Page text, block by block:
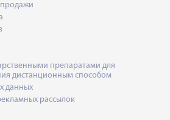
препаратами для
дистанционным способом
данных
рассылок